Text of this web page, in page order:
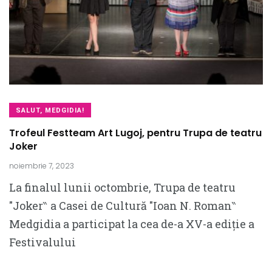
SALUT, MEDGIDIA!
Trofeul Festteam Art Lugoj, pentru Trupa de teatru
Joker
noiembrie 7, 2023
La finalul lunii octombrie, Trupa de teatru
″Joker‶ a Casei de Cultură ″Ioan N. Roman‶
Medgidia a participat la cea de-a XV-a ediție a
Festivalului